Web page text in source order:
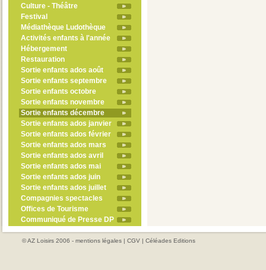
Culture - Théâtre
Festival
Médiathèque Ludothèque
Activités enfants à l'année
Hébergement
Restauration
Sortie enfants ados août
Sortie enfants septembre
Sortie enfants octobre
Sortie enfants novembre
Sortie enfants décembre
Sortie enfants ados janvier
Sortie enfants ados février
Sortie enfants ados mars
Sortie enfants ados avril
Sortie enfants ados mai
Sortie enfants ados juin
Sortie enfants ados juillet
Compagnies spectacles
Offices de Tourisme
Communiqué de Presse DP
© AZ Loisirs 2006 - mentions légales | CGV | Céléades Editions